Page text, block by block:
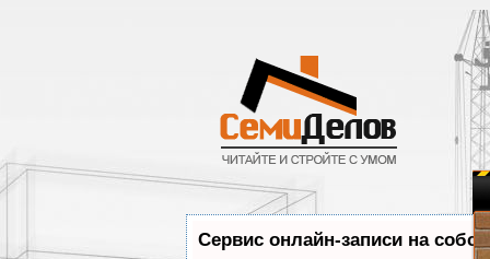
Сервис онлайн-записи на